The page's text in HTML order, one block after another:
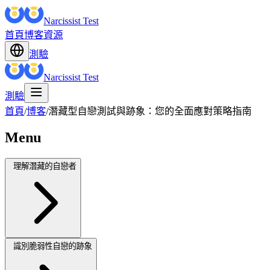
Narcissist Test
首頁博客資源
測驗
Narcissist Test
測驗
首頁/博客/潛藏型自戀測試與跡象：您的全面應對策略指南
Menu
理解潛藏的自戀者
識別脆弱性自戀的跡象